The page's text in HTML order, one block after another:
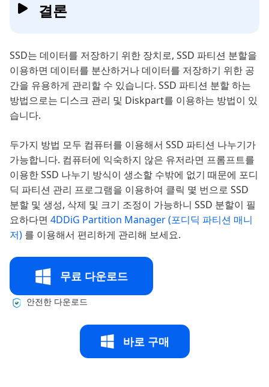
결론
SSD는 데이터를 저장하기 위한 장치로, SSD 파티션 분할을
이용하면 데이터를 분산하거나 데이터를 저장하기 위한 공
간을 유용하게 관리할 수 있습니다. SSD 파티션 분할 하는
방법으로는 디스크 관리 및 Diskpart를 이용하는 방법이 있
습니다.
두가지 방법 모두 컴퓨터를 이용해서 SSD 파티션 나누기가
가능합니다. 컴퓨터에 익숙하지 않은 유저라면 프롬프트를
이용한 SSD 나누기 방식이 생소할 수밖에 없기 때문에 포디
딕 파티션 관리 프로그램을 이용하여 클릭 몇 번으로 SSD
분할 및 생성, 삭제 및 크기 조정이 가능하니 SSD 분할이 필
요하다면 4DDiG Partition Manager (포디딕 파티션 매니
저) 를 이용해서 편리하게 관리해 보세요.
무료 다운로드
안전한 다운로드
바로 구매